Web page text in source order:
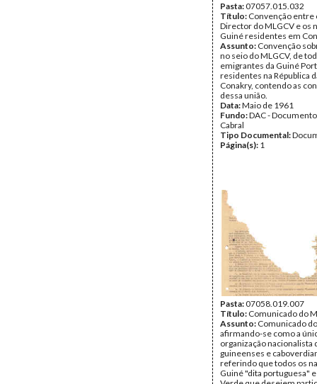
Pasta:07057.015.032
Título: Convenção entre
Director do MLGCV e os
Guiné residentes em
Assunto: Convenção
no seio do MLGCV, de
emigrantes da Guiné
residentes na Républica
Conakry, contendo as
dessa união.
Data:Maio de 1961
Fundo:DAC -
Cabral
Tipo Documental:
Página(s): 1
Pasta:07058.019.007
Título: Comunicado do
Assunto: Comunicado
afirmando-se como a
organização nacionalista
guineenses e
referindo que todos os
Guiné "dita portuguesa" e